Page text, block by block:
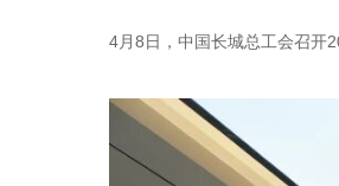
4月8日，中国长城总工会召开